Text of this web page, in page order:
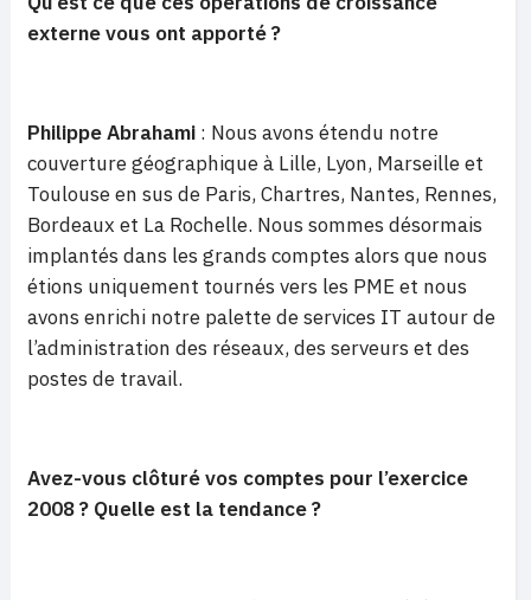
externe vous ont apporté ?
Philippe Abrahami : Nous avons étendu notre
couverture géographique à Lille, Lyon, Marseille et
Toulouse en sus de Paris, Chartres, Nantes, Rennes,
Bordeaux et La Rochelle. Nous sommes désormais
implantés dans les grands comptes alors que nous
étions uniquement tournés vers les PME et nous
avons enrichi notre palette de services IT autour de
l’administration des réseaux, des serveurs et des
postes de travail.
Avez-vous clôturé vos comptes pour l’exercice
2008 ? Quelle est la tendance ?